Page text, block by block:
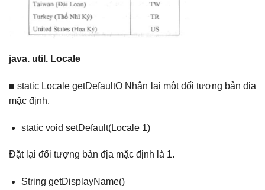
java. util. Locale
■ static Locale getDefaultO Nhận lại một đối tượng bản địa
mặc định.
static void setDefault(Locale 1)
Đặt lại đối tượng bàn địa mặc định là 1.
String getDisplayName()